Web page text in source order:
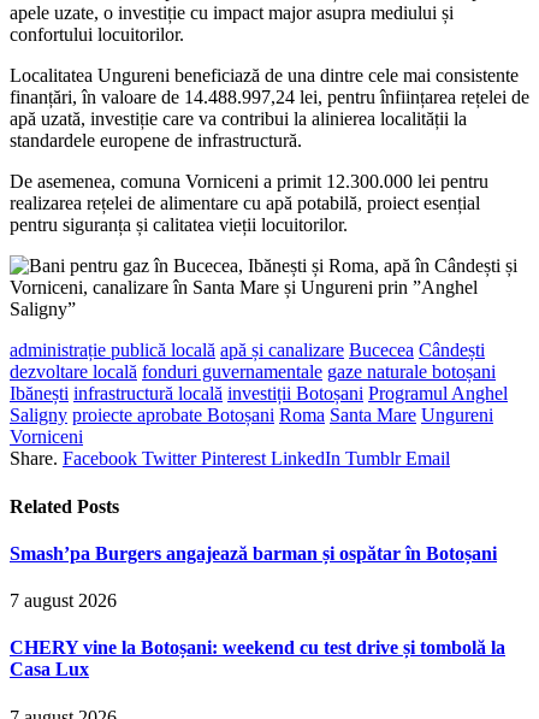
apele uzate, o investiție cu impact major asupra mediului și
confortului locuitorilor.
Localitatea Ungureni beneficiază de una dintre cele mai consistente
finanțări, în valoare de 14.488.997,24 lei, pentru înființarea rețelei de
apă uzată, investiție care va contribui la alinierea localității la
standardele europene de infrastructură.
De asemenea, comuna Vorniceni a primit 12.300.000 lei pentru
realizarea rețelei de alimentare cu apă potabilă, proiect esențial
pentru siguranța și calitatea vieții locuitorilor.
administrație publică locală apă și canalizare Bucecea Cândești
dezvoltare locală fonduri guvernamentale gaze naturale botoșani
Ibănești infrastructură locală investiții Botoșani Programul Anghel
Saligny proiecte aprobate Botoșani Roma Santa Mare Ungureni
Vorniceni
Share. Facebook Twitter Pinterest LinkedIn Tumblr Email
Related Posts
Smash’pa Burgers angajează barman și ospătar în Botoșani
7 august 2026
CHERY vine la Botoșani: weekend cu test drive și tombolă la
Casa Lux